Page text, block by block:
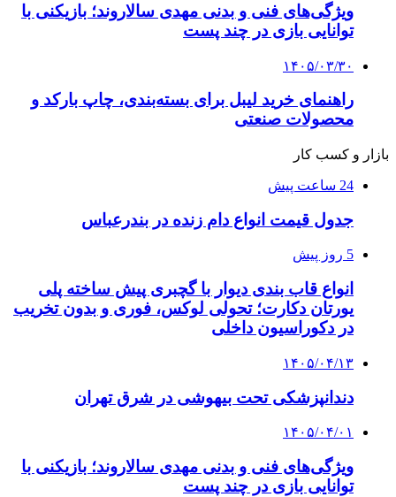
ویژگی‌های فنی و بدنی مهدی سالاروند؛ بازیکنی با
توانایی بازی در چند پست
۱۴۰۵/۰۳/۳۰
راهنمای خرید لیبل برای بسته‌بندی، چاپ بارکد و
محصولات صنعتی
بازار و کسب کار
24 ساعت پیش
جدول قیمت انواع دام زنده در بندرعباس
5 روز پیش
انواع قاب بندی دیوار با گچبری پیش ساخته پلی
یورتان دکارت؛ تحولی لوکس، فوری و بدون تخریب
در دکوراسیون داخلی
۱۴۰۵/۰۴/۱۳
دندانپزشکی تحت بیهوشی در شرق تهران
۱۴۰۵/۰۴/۰۱
ویژگی‌های فنی و بدنی مهدی سالاروند؛ بازیکنی با
توانایی بازی در چند پست